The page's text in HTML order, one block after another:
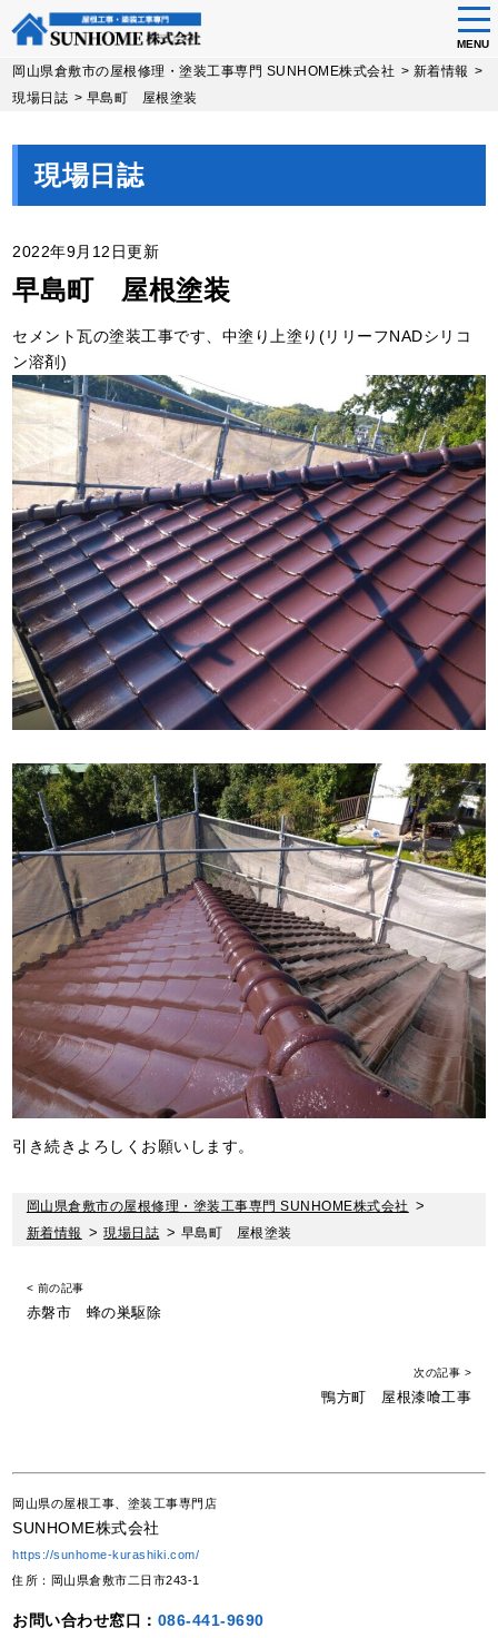
Skip
to
MENU
岡山県倉敷市の屋根修理・塗装工事専門 SUNHOME株式会社 > 新着情報 >
現場日誌 > 早島町 屋根塗装
現場日誌
2022年9月12日更新
早島町 屋根塗装
セメント瓦の塗装工事です、中塗り上塗り(リリーフNADシリコ
ン溶剤)
引き続きよろしくお願いします。
岡山県倉敷市の屋根修理・塗装工事専門 SUNHOME株式会社 >
新着情報 >現場日誌 > 早島町 屋根塗装
< 前の記事
赤磐市 蜂の巣駆除
次の記事 >
鴨方町 屋根漆喰工事
岡山県の屋根工事、塗装工事専門店
SUNHOME株式会社
https://sunhome-kurashiki.com/
住所：岡山県倉敷市二日市243-1
お問い合わせ窓口： 086-441-9690